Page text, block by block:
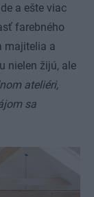
a ešte viac
farebného
majitelia a
nielen žijú, ale
ateliéri,
sa